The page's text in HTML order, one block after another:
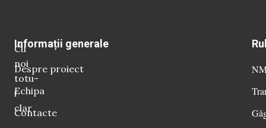
Cu
noi
totu-
i
clar
Informații generale
Despre proiect
Echipa
Contacte